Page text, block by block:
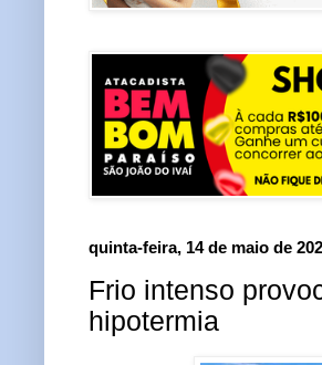
quinta-feira, 14 de maio de
Frio intenso
hipotermia